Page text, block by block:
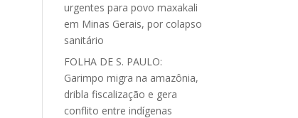
urgentes para povo maxakali
em Minas Gerais, por colapso
sanitário
FOLHA DE S. PAULO:
Garimpo migra na amazônia,
dribla fiscalização e gera
conflito entre indígenas